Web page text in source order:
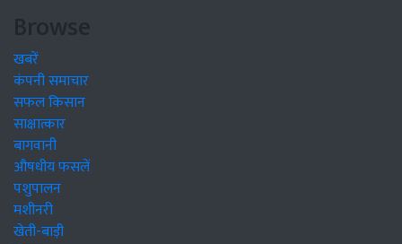
Browse
खबरें
कंपनी समाचार
सफल किसान
साक्षात्कार
बागवानी
औषधीय फसलें
पशुपालन
मशीनरी
खेती-बाड़ी